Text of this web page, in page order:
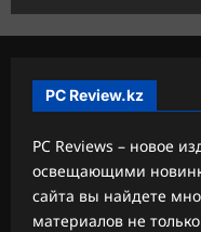
PC Review.kz
PC Reviews – новое
освещающими
сайта вы найдете
материалов не